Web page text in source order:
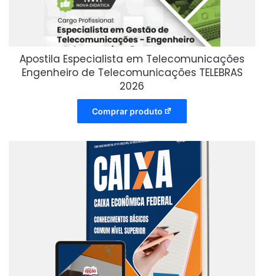
Apostila Especialista em Telecomunicações
Engenheiro de Telecomunicações TELEBRAS
2026
Comprar produto